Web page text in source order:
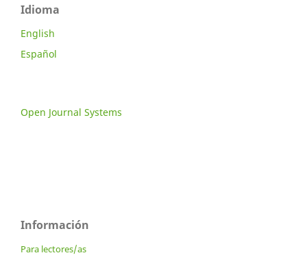
Idioma
English
Español
Open Journal Systems
Información
Para lectores/as